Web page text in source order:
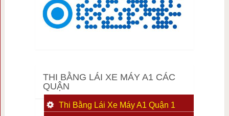
THI BẰNG LÁI XE MÁY A1 CÁC
QUẬN
Thi Bằng Lái Xe Máy A1 Quận 1